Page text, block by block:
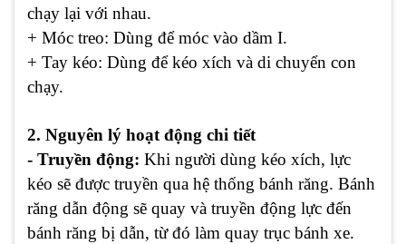
chạy lại với nhau.
+ Móc treo: Dùng để móc vào dầm I.
+ Tay kéo: Dùng để kéo xích và di chuyển con
chạy.
2. Nguyên lý hoạt động chi tiết
- Truyền động: Khi người dùng kéo xích, lực
kéo sẽ được truyền qua hệ thống bánh răng. Bánh
răng dẫn động sẽ quay và truyền động lực đến
bánh răng bị dẫn, từ đó làm quay trục bánh xe.